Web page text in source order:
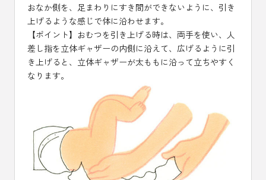
おなか側を、足まわりにすき間ができないように、引き
上げるような感じで体に沿わせます。
【ポイント】おむつを引き上げる時は、両手を使い、人
差し指を立体ギャザーの内側に沿えて、広げるように引
き上げると、立体ギャザーが太ももに沿って立ちやすく
なります。